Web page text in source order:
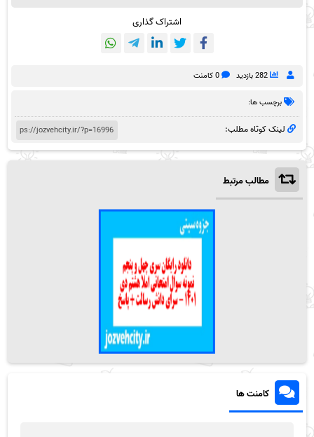
اشتراک گذاری
282 بازدید 0 کامنت
برچسب ها:
لینک کوتاه مطلب:
مطالب مرتبط
کامنت ها